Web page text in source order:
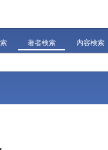
著者検索 内容検索